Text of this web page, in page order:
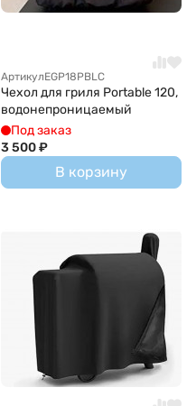
АртикулEGP18PBLC
Чехол для гриля Portable 120,
водонепроницаемый
Под заказ
3 500₽
В корзину